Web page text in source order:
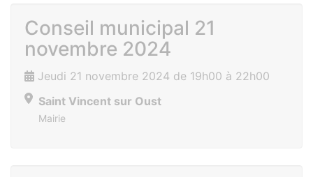
Conseil municipal 21
novembre 2024
Jeudi 21 novembre 2024 de 19h00 à 22h00
Saint Vincent sur Oust
Mairie